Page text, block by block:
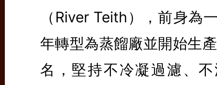
（River Teith），前身為
年轉型為蒸餾廠並開始生
名，堅持不冷凝過濾、